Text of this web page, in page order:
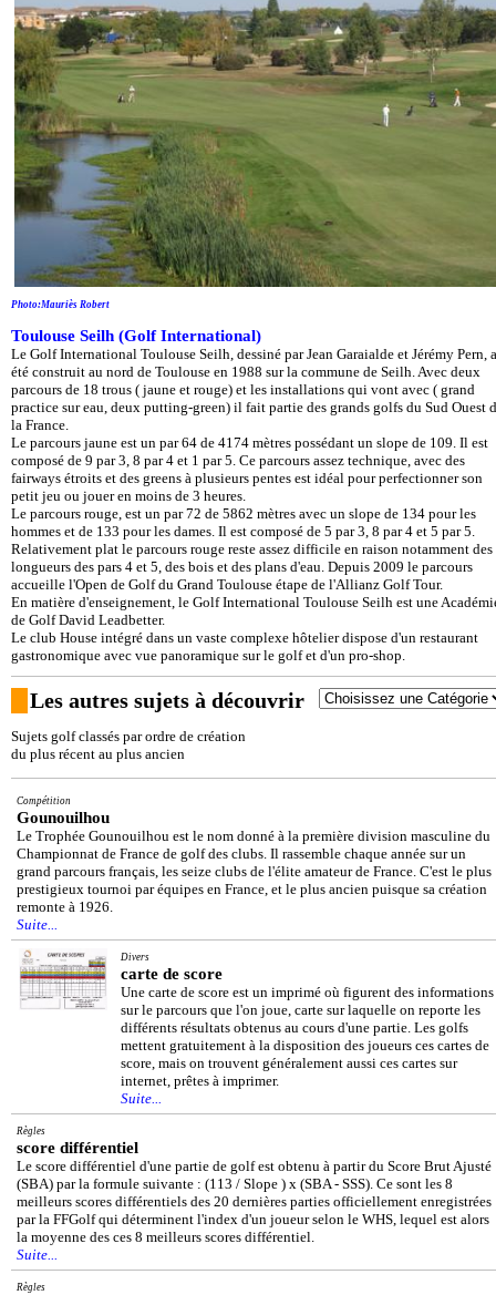
Photo:Mauriès Robert
Toulouse Seilh (Golf International)
Le Golf International Toulouse Seilh, dessiné par Jean Garaialde et Jérémy Pern, a
été construit au nord de Toulouse en 1988 sur la commune de Seilh. Avec deux
parcours de 18 trous ( jaune et rouge) et les installations qui vont avec ( grand
practice sur eau, deux putting-green) il fait partie des grands golfs du Sud Ouest
la France.
Le parcours jaune est un par 64 de 4174 mètres possédant un slope de 109. Il est
composé de 9 par 3, 8 par 4 et 1 par 5. Ce parcours assez technique, avec des
fairways étroits et des greens à plusieurs pentes est idéal pour perfectionner son
petit jeu ou jouer en moins de 3 heures.
Le parcours rouge, est un par 72 de 5862 mètres avec un slope de 134 pour les
hommes et de 133 pour les dames. Il est composé de 5 par 3, 8 par 4 et 5 par 5.
Relativement plat le parcours rouge reste assez difficile en raison notamment des
longueurs des pars 4 et 5, des bois et des plans d'eau. Depuis 2009 le parcours
accueille l'Open de Golf du Grand Toulouse étape de l'Allianz Golf Tour.
En matière d'enseignement, le Golf International Toulouse Seilh est une
de Golf David Leadbetter.
Le club House intégré dans un vaste complexe hôtelier dispose d'un restaurant
gastronomique avec vue panoramique sur le golf et d'un pro-shop.
Les autres sujets à découvrir
Sujets golf classés par ordre de création
du plus récent au plus ancien
Compétition
Gounouilhou
Le Trophée Gounouilhou est le nom donné à la première division masculine du
Championnat de France de golf des clubs. Il rassemble chaque année sur un
grand parcours français, les seize clubs de l'élite amateur de France. C'est le plus
prestigieux tournoi par équipes en France, et le plus ancien puisque sa création
remonte à 1926.
Suite...
Divers
carte de score
Une carte de score est un imprimé où figurent des informations
sur le parcours que l'on joue, carte sur laquelle on reporte les
différents résultats obtenus au cours d'une partie. Les golfs
mettent gratuitement à la disposition des joueurs ces cartes de
score, mais on trouvent généralement aussi ces cartes sur
internet, prêtes à imprimer.
Suite...
Règles
score différentiel
Le score différentiel d'une partie de golf est obtenu à partir du Score Brut Ajusté
(SBA) par la formule suivante : (113 / Slope ) x (SBA - SSS). Ce sont les 8
meilleurs scores différentiels des 20 dernières parties officiellement enregistrées
par la FFGolf qui déterminent l'index d'un joueur selon le WHS, lequel est alors
la moyenne des ces 8 meilleurs scores différentiel.
Suite...
Règles